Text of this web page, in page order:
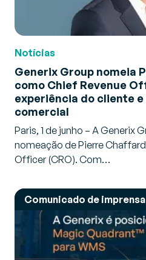
Notícias
Generix Group nomeia
como Chief Revenue
experiência do cliente
comercial
Paris, 1 de junho – A Generix
nomeação de Pierre
Officer (CRO). Com…
Comunicado de imprensa